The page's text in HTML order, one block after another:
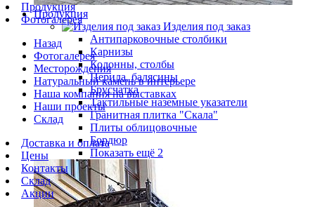
Продукция
Изделия под заказ
Антипарковочные столбики
Карнизы
Колонны, столбы
Перила, балясины
Брусчатка
Тактильные наземные указатели
Гранитная плитка "Скала"
Плиты облицовочные
Бордюр
Показать ещё 2
Продукция
Фотогалерея
Назад
Фотогалерея
Месторождения
Натуральный камень в интерьере
Наша компания на выставках
Наши проекты
Склад
Доставка и оплата
Цены
Контакты
Склад
Акции